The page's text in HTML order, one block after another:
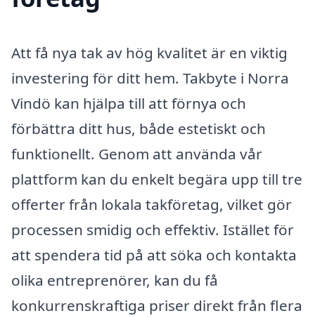
Att få nya tak av hög kvalitet är en viktig
investering för ditt hem. Takbyte i Norra
Vindö kan hjälpa till att förnya och
förbättra ditt hus, både estetiskt och
funktionellt. Genom att använda vår
plattform kan du enkelt begära upp till tre
offerter från lokala takföretag, vilket gör
processen smidig och effektiv. Istället för
att spendera tid på att söka och kontakta
olika entreprenörer, kan du få
konkurrenskraftiga priser direkt från flera